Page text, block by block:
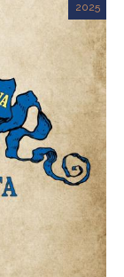
2025